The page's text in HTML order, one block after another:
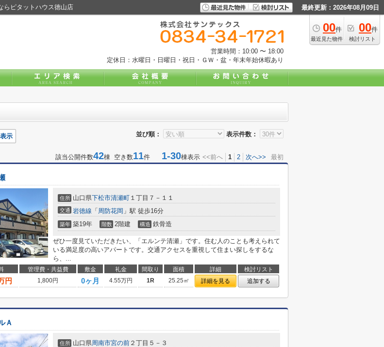
らピタットハウス徳山店 最終更新：2026年08月09日
00件
最近見た物件
00件
検討リスト
営業時間：10:00 〜 18:00
定休日：水曜日・日曜日・祝日・ＧＷ・盆・年末年始休暇あり
並び順： 表示件数：
示
該当公開件数42棟 空き数11件 1-30棟表示 <<前へ 1 2 次へ>> 最初
住所 山口県下松市清瀬町 １丁目７－１１
交通 岩徳線 「 周防花岡 」駅 徒歩16分
築年 築19年 階数 2階建 構造 鉄骨造
ぜひ一度見ていただきたい、「エルンテ清瀬」です。住む人のことも考えられて
いる満足度の高いアパートです。交通アクセスを重視して住まい探しをするな
ら、...
管理費・共益費 敷金 礼金 間取り 面積 詳細
検討リスト
円 1,800円 0ヶ月 4.55万円 1R 25.25㎡ 詳細を見る 追加する
Ａ
住所 山口県周南市宮の前 ２丁目５－３